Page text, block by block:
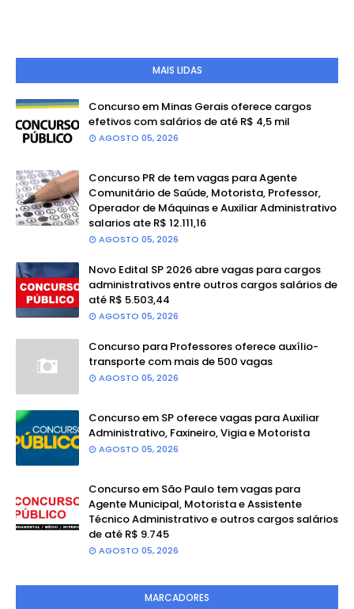
MAIS LIDAS
Concurso em Minas Gerais oferece cargos
efetivos com salários de até R$ 4,5 mil
AGOSTO 05, 2026
Concurso PR de tem vagas para Agente
Comunitário de Saúde, Motorista, Professor,
Operador de Máquinas e Auxiliar Administrativo
salarios ate R$ 12.111,16
AGOSTO 05, 2026
Novo Edital SP 2026 abre vagas para cargos
administrativos entre outros cargos salários de
até R$ 5.503,44
AGOSTO 05, 2026
Concurso para Professores oferece auxílio-
transporte com mais de 500 vagas
AGOSTO 05, 2026
Concurso em SP oferece vagas para Auxiliar
Administrativo, Faxineiro, Vigia e Motorista
AGOSTO 05, 2026
Concurso em São Paulo tem vagas para
Agente Municipal, Motorista e Assistente
Técnico Administrativo e outros cargos salários
de até R$ 9.745
AGOSTO 05, 2026
MARCADORES